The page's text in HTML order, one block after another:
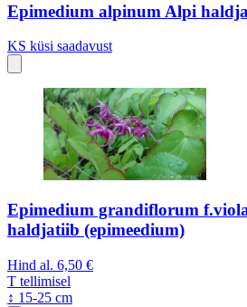
Epimedium alpinum Alpi
KS küsi saadavust
Epimedium grandiflorum
haldjatiib (epimeedium)
Hind al. 6,50 €
T tellimisel
↕ 15-25 cm